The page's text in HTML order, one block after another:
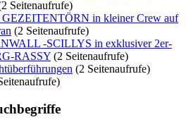
Seitenaufrufe)
in kleiner Crew auf
(2 Seitenaufrufe)
-SCILLYS in exklusiver 2er-
RASSY (2 Seitenaufrufe)
(2 Seitenaufrufe)